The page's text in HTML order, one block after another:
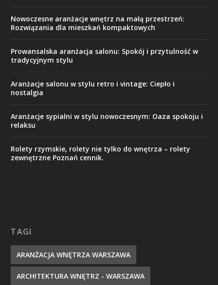
Nowoczesne aranżacje wnętrz na małą przestrzeń:
Rozwiązania dla mieszkań kompaktowych
Prowansalska aranżacja salonu: Spokój i przytulność w
tradycyjnym stylu
Aranżacje salonu w stylu retro i vintage: Ciepło i
nostalgia
Aranżacje sypialni w stylu nowoczesnym: Oaza spokoju i
relaksu
Rolety rzymskie, rolety nie tylko do wnętrza – rolety
zewnętrzne Poznań cennik.
TAGI
ARANŻACJA WNĘTRZA WARSZAWA
ARCHITEKTURA WNĘTRZ - WARSZAWA